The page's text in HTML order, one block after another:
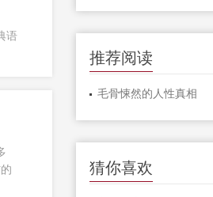
语
推荐阅读
毛骨悚然的人性真相
猜你喜欢